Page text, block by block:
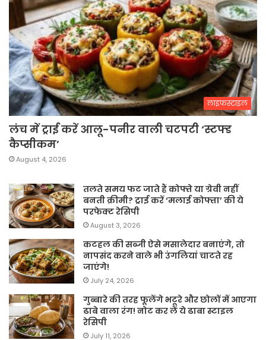
लाइफस्टाइल
लंच में ट्राई करें आलू-पनीर वाली चटपटी ‘स्टफ्ड
कैप्सीकम’
August 4, 2026
तलते समय फट जाते हैं कोफ्ते या ग्रेवी नहीं
बनती क्रीमी? ट्राई करें ‘मलाई कोफ्ता’ की ये
परफेक्ट रेसिपी
August 3, 2026
कटहल की सब्जी ऐसे मसालेदार बनाएंगे, तो
नापसंद करने वाले भी उंगलियां चाटते रह
जाएंगे!
July 24, 2026
गुब्बारे की तरह फूलेंगे भटूरे और छोलों में आएगा
ढाबे वाला रंग! नोट कर लें ये ढाबा स्टाइल
रेसिपी
July 11, 2026